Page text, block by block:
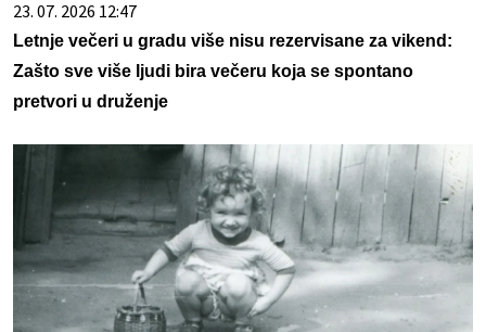
23. 07. 2026 12:47
Letnje večeri u gradu više nisu rezervisane za vikend:
Zašto sve više ljudi bira večeru koja se spontano
pretvori u druženje